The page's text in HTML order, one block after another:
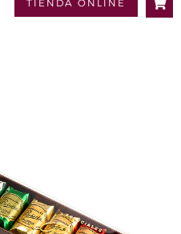
TIENDA ONLINE